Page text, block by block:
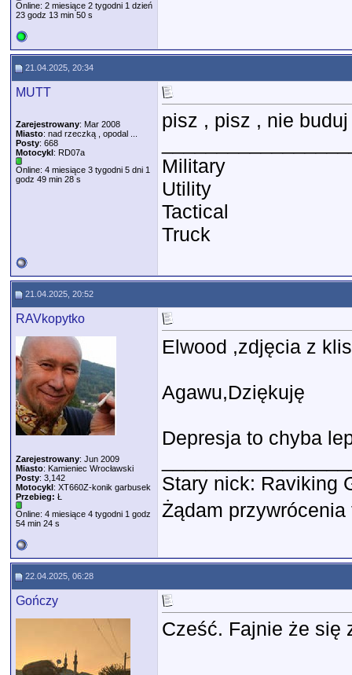
Online: 2 miesiące 2 tygodni 1 dzień
23 godz 13 min 50 s
21.04.2025, 20:34
MUTT
Zarejestrowany: Mar 2008
Miasto: nad rzeczką , opodal ...
Posty: 668
Motocykl: RD07a
Online: 4 miesiące 3 tygodni 5 dni 1
godz 49 min 28 s
pisz , pisz , nie
Military
Utility
Tactical
Truck
21.04.2025, 20:52
RAVkopytko
Zarejestrowany: Jun 2009
Miasto: Kamieniec Wrocławski
Posty: 3,142
Motocykl: XT660Z-konik garbusek
Przebieg: Ł
Online: 4 miesiące 4 tygodni 1 godz
54 min 24 s
Elwood ,zdjęcia z
Agawu,Dziękuję
Depresja to chyba
Stary nick: Raviking
Żądam
22.04.2025, 06:28
Gończy
Cześć. Fajnie że się